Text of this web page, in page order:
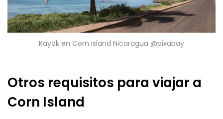
Kayak en Corn Island Nicaragua @pixabay
Otros requisitos para viajar a
Corn Island